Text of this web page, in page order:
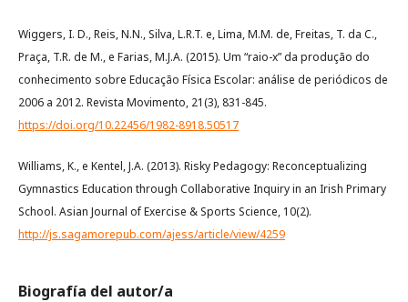
Wiggers, I. D., Reis, N.N., Silva, L.R.T. e, Lima, M.M. de, Freitas, T. da C.,
Praça, T.R. de M., e Farias, M.J.A. (2015). Um “raio-x” da produção do
conhecimento sobre Educação Física Escolar: análise de periódicos de
2006 a 2012. Revista Movimento, 21(3), 831-845.
https://doi.org/10.22456/1982-8918.50517
Williams, K., e Kentel, J.A. (2013). Risky Pedagogy: Reconceptualizing
Gymnastics Education through Collaborative Inquiry in an Irish Primary
School. Asian Journal of Exercise & Sports Science, 10(2).
http://js.sagamorepub.com/ajess/article/view/4259
Biografía del autor/a